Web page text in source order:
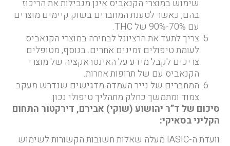
שימוש במוצרי הקנאביס אינן מגבילות את הריכוז
בהם, כאשר לטענת המחברים בשוק קיימים מוצרים
עם 70%-90% של THC.
צריך לתעד את הרציונל לבחירה במוצרי הקנאביס
לעומת טיפולים זמינים אחרים. בנוסף, מטופלים
צריכים לקבל מידע על האינטראקציה של מוצרי
הקנאביס עם של תרופות אחרות.
המחברים של נייר העמדה מדגישים שנדרש מעקב
צמוד ומתמשך כחלק מתהליך טיפולי נכון.
סיכום של ד”ר יהושוע (שוקי) אבירם, דירקטור התחום
הקליני בסאיקי:
וועדת ה-IASIC מעלה שאלות חשובות הקשורות לשימוש